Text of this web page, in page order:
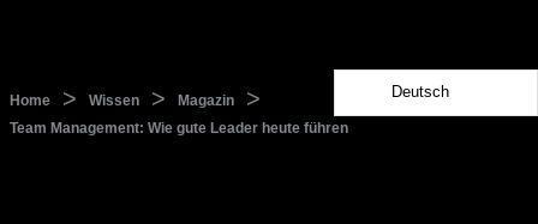
Home > Wissen > Magazin >
Team Management: Wie gute Leader heute führen
Deutsch